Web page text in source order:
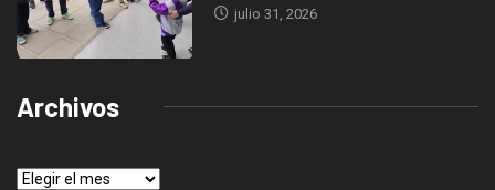
julio 31, 2026
Archivos
Archivos